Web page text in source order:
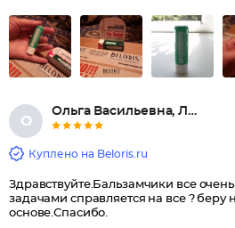
О
Ольга Васильевна, Локоть
Куплено на Beloris.ru
Здравствуйте.Бальзамчики все
задачами справляется на все ? беру
основе.Спасибо.